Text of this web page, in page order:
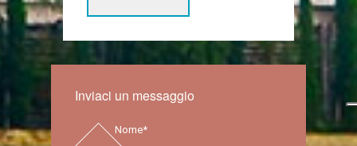
Inviaci un messaggio